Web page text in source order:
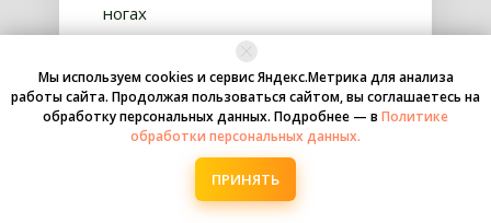
ногах
ЗАРЕГИСТРИРОВАТЬСЯ
Стоимостью4 900 рублей
ВЫ ПОЛУЧАЕТЕ БЕСПЛАТНО!
Мы используем cookies и сервис Яндекс.Метрика для анализа
работы сайта. Продолжая пользоваться сайтом, вы соглашаетесь на
обработку персональных данных. Подробнее — в Политике
обработки персональных данных.
ПРИНЯТЬ